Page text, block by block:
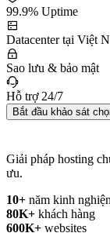
99.9% Uptime
Datacenter tại Việt
Sao lưu & bảo mật
Hỗ trợ 24/7
Bắt đầu khảo sát
Giải pháp hosting
ưu.
10+ năm kinh
80K+ khách hàng
600K+ websites